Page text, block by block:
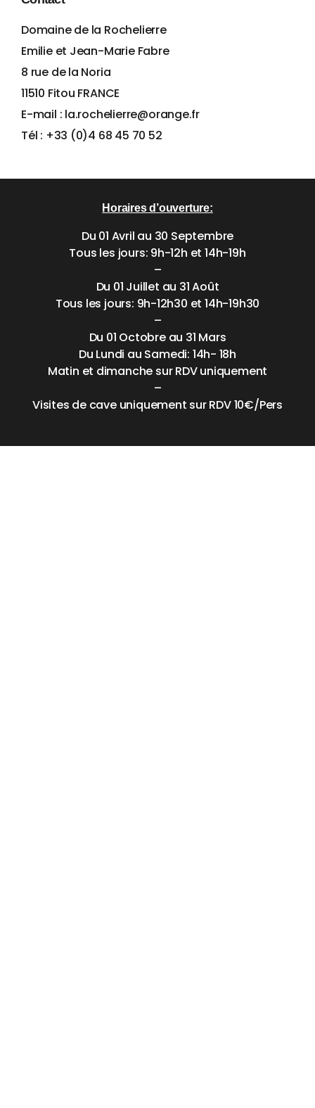
Domaine de la Rochelierre
Emilie et Jean-Marie Fabre
8 rue de la Noria
11510 Fitou FRANCE
E-mail : la.rochelierre@orange.fr
Tél : +33 (0)4 68 45 70 52
Horaires d’ouverture:
Du 01 Avril au 30 Septembre
Tous les jours: 9h-12h et 14h-19h
–
Du 01 Juillet au 31 Août
Tous les jours: 9h-12h30 et 14h-19h30
–
Du 01 Octobre au 31 Mars
Du Lundi au Samedi: 14h- 18h
Matin et dimanche sur RDV uniquement
–
Visites de cave uniquement sur RDV 10€/Pers